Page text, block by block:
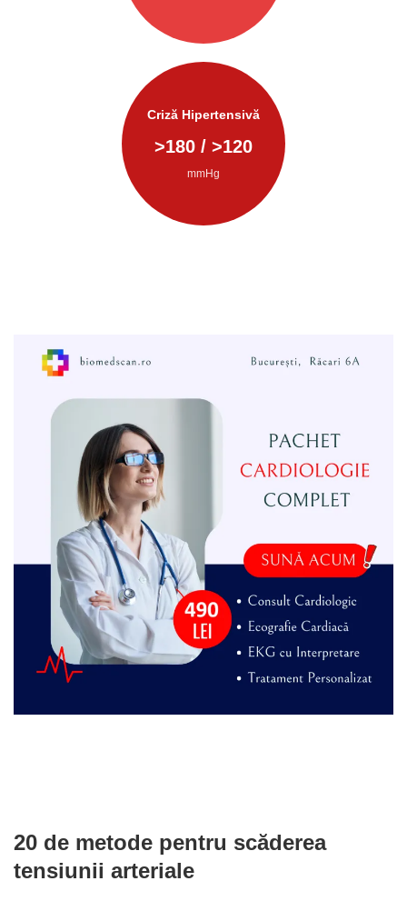
Criză Hipertensivă
>180 / >120
mmHg
20 de metode pentru scăderea
tensiunii arteriale